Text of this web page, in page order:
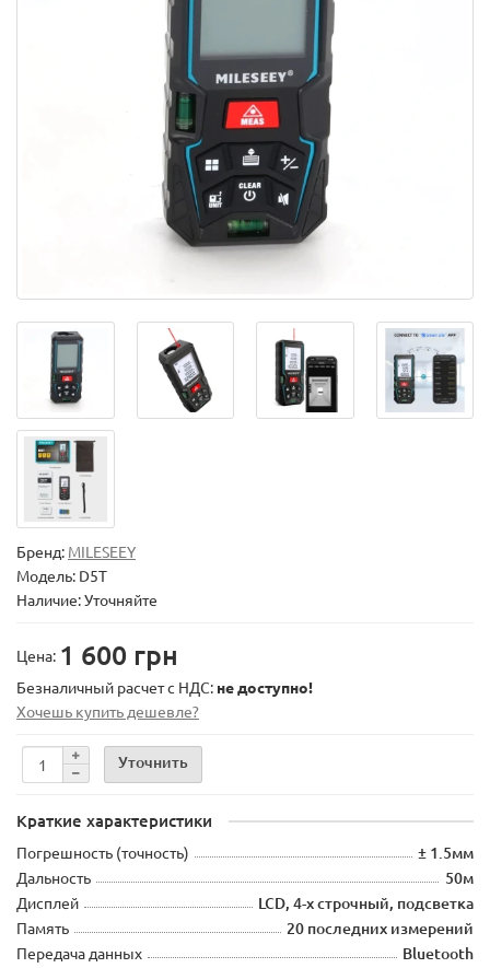
Бренд: MILESEEY
Модель: D5T
Наличие: Уточняйте
Цена: 1 600 грн
Безналичный расчет с НДС: не доступно!
Хочешь купить дешевле?
Уточнить
Краткие характеристики
Погрешность (точность) ± 1.5мм
Дальность 50м
Дисплей LCD, 4-х строчный, подсветка
Память 20 последних измерений
Передача данных
Bluetooth